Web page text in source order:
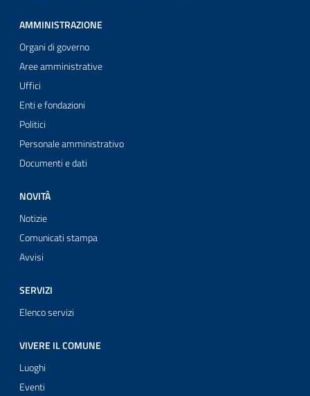
AMMINISTRAZIONE
Organi di governo
Aree amministrative
Uffici
Enti e fondazioni
Politici
Personale amministrativo
Documenti e dati
NOVITÀ
Notizie
Comunicati stampa
Avvisi
SERVIZI
Elenco servizi
VIVERE IL COMUNE
Luoghi
Eventi